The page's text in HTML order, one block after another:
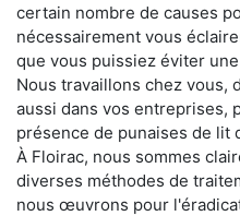
certain nombre de causes
nécessairement vous
que vous puissiez éviter
Nous travaillons chez vous,
aussi dans vos entreprises,
présence de punaises de lit
À Floirac, nous sommes
diverses méthodes de
nous œuvrons pour